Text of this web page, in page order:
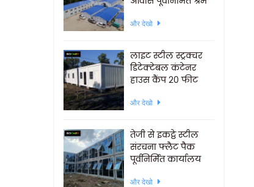
और देखो
लाइट स्टील स्ट्रक्चर
डिटेक्टेबल कंटेनर
हाउस कैंप 20 फीट
और देखो
तेजी से इकट्ठे स्टील
संरचना फ्लैट पैक
पूर्वनिर्मित कार्यालय
और देखो